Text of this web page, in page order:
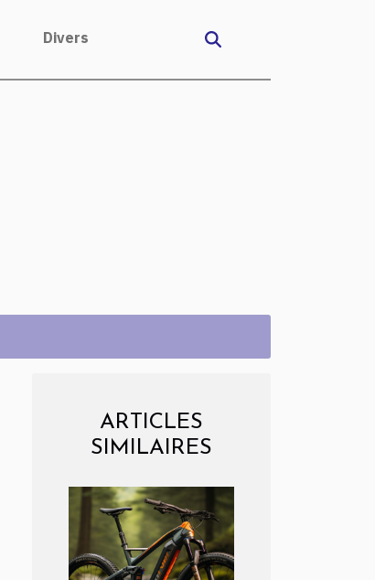
Divers
ARTICLES
SIMILAIRES